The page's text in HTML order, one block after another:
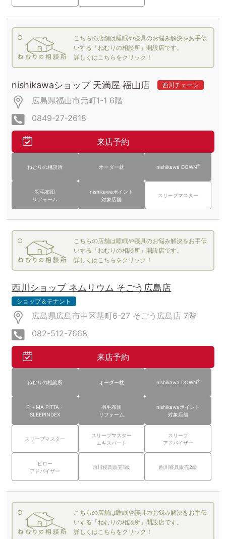
こちらの店舗は睡眠や寝具のお悩み解決をお手伝
いする「ねむりの相談所」開設店です。
詳しくはこちらをクリック！
nishikawaショップ 天満屋 福山店 西川チェーン
広島県福山市元町1-1 6階
0849-27-2618
来店予約
ねむりの相談所 オーダー枕 nishikawa DOWN®
羽毛布団
リフォーム
nishikawaポイント
対象店舗
スリープマスター
こちらの店舗は睡眠や寝具のお悩み解決をお手伝
いする「ねむりの相談所」開設店です。
詳しくはこちらをクリック！
西川ショップ ネムリウム そごう広島店
ショップ＆テナント
広島県広島市中区基町6-27 そごう広島店 7階
082-512-7668
来店予約
ねむりの相談所 オーダー枕 nishikawa DOWN®
PI＋MA PITTA・
SLEEPINDEX
羽毛布団
リフォーム
nishikawaポイント
対象店舗
スリープマスター
スリープマスター
エキスパート
スリープ
アドバイザー
ピロー
アドバイザー
西川寝具販売1級 西川寝具販売2級
こちらの店舗は睡眠や寝具のお悩み解決をお手伝
いする「ねむりの相談所」開設店です。
詳しくはこちらをクリック！